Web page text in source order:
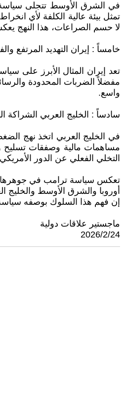
في الشرق الأوسط تتجلى سياسة
تمثل بيئة عالية الكلفة لأي
لا حسم الصراعات، هذا النهج
خامساً : إيران التهديد المرتفع
تعد إيران المثال الأبرز على
مفضلاً الضربات المحدودة
واسع.
سادساً : الخليج العربي
في الخليج العربي اتخذ نهج
مساهمات مالية وصفقات تسليح
التخلي الفعلي عن الدور
تعكس سياسة ترامب في جوهرها
أوروبا والشرق الأوسط والخليج
إن فهم هذا السلوك بوصفه
ماجستير علاقات دولية
2026/2/24